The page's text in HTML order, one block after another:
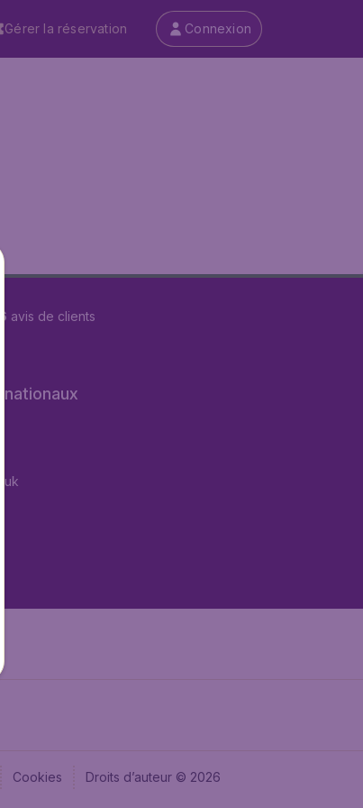
Gérer la réservation Connexion
avis de clients
Cookies Droits d’auteur © 2026